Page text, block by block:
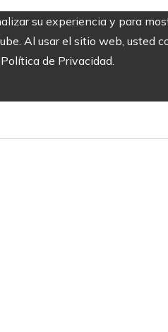
su experiencia y para
Al usar el sitio web,
de Privacidad.